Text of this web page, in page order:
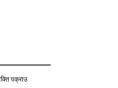
पक्राउ